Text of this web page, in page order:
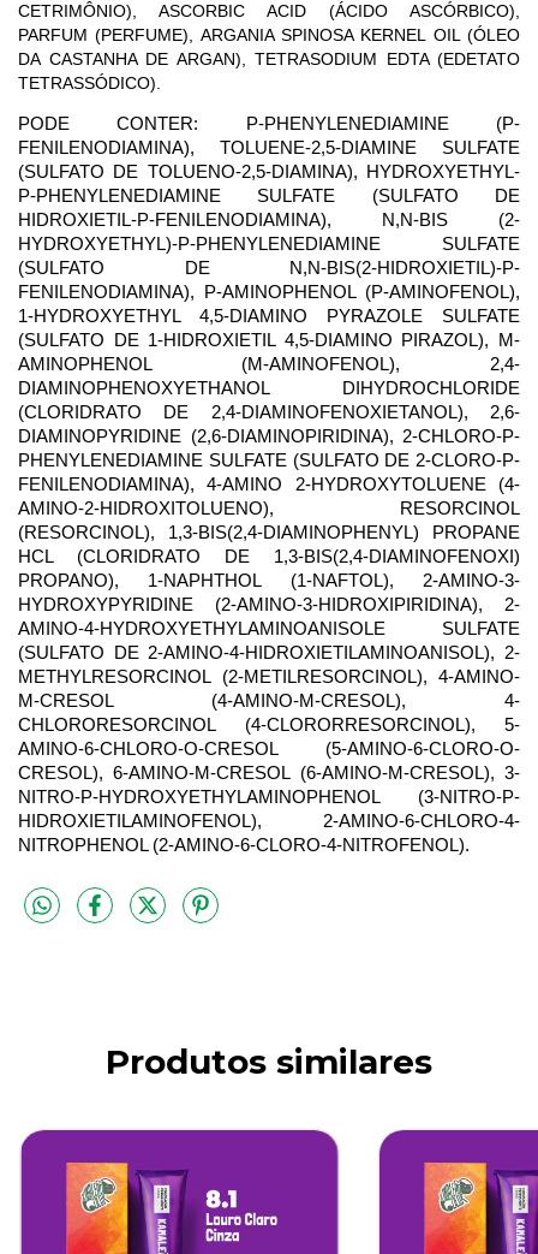
CETRIMÔNIO), ASCORBIC ACID (ÁCIDO ASCÓRBICO),
PARFUM (PERFUME), ARGANIA SPINOSA KERNEL OIL (ÓLEO
DA CASTANHA DE ARGAN), TETRASODIUM EDTA (EDETATO
TETRASSÓDICO).
PODE CONTER: P-PHENYLENEDIAMINE (P-
FENILENODIAMINA), TOLUENE-2,5-DIAMINE SULFATE
(SULFATO DE TOLUENO-2,5-DIAMINA), HYDROXYETHYL-
P-PHENYLENEDIAMINE SULFATE (SULFATO DE
HIDROXIETIL-P-FENILENODIAMINA), N,N-BIS (2-
HYDROXYETHYL)-P-PHENYLENEDIAMINE SULFATE
(SULFATO DE N,N-BIS(2-HIDROXIETIL)-P-
FENILENODIAMINA), P-AMINOPHENOL (P-AMINOFENOL),
1-HYDROXYETHYL 4,5-DIAMINO PYRAZOLE SULFATE
(SULFATO DE 1-HIDROXIETIL 4,5-DIAMINO PIRAZOL), M-
AMINOPHENOL (M-AMINOFENOL), 2,4-
DIAMINOPHENOXYETHANOL DIHYDROCHLORIDE
(CLORIDRATO DE 2,4-DIAMINOFENOXIETANOL), 2,6-
DIAMINOPYRIDINE (2,6-DIAMINOPIRIDINA), 2-CHLORO-P-
PHENYLENEDIAMINE SULFATE (SULFATO DE 2-CLORO-P-
FENILENODIAMINA), 4-AMINO 2-HYDROXYTOLUENE (4-
AMINO-2-HIDROXITOLUENO), RESORCINOL
(RESORCINOL), 1,3-BIS(2,4-DIAMINOPHENYL) PROPANE
HCL (CLORIDRATO DE 1,3-BIS(2,4-DIAMINOFENOXI)
PROPANO), 1-NAPHTHOL (1-NAFTOL), 2-AMINO-3-
HYDROXYPYRIDINE (2-AMINO-3-HIDROXIPIRIDINA), 2-
AMINO-4-HYDROXYETHYLAMINOANISOLE SULFATE
(SULFATO DE 2-AMINO-4-HIDROXIETILAMINOANISOL), 2-
METHYLRESORCINOL (2-METILRESORCINOL), 4-AMINO-
M-CRESOL (4-AMINO-M-CRESOL), 4-
CHLORORESORCINOL (4-CLORORRESORCINOL), 5-
AMINO-6-CHLORO-O-CRESOL (5-AMINO-6-CLORO-O-
CRESOL), 6-AMINO-M-CRESOL (6-AMINO-M-CRESOL), 3-
NITRO-P-HYDROXYETHYLAMINOPHENOL (3-NITRO-P-
HIDROXIETILAMINOFENOL), 2-AMINO-6-CHLORO-4-
NITROPHENOL (2-AMINO-6-CLORO-4-NITROFENOL).
Produtos similares